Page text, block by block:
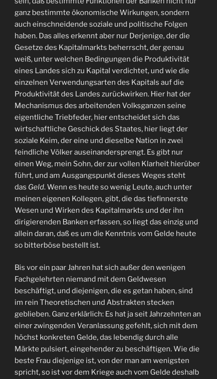
ganz bestimmte ökonomische Wirkungen, sondern
auch einschneidende soziale und politische Folgen
haben. Das alles erkennt aber nur Derjenige, der die
Gesetze des Kapitalmarkts beherrscht, der genau
weiß, unter welchen Bedingungen die Produktivität
eines Landes sich zu Kapital verdichtet, und wie die
einzelnen Verwendungsarten des Kapitals auf die
Produktivität des Landes zurückwirken. Hier hat der
Mechanismus des arbeitenden Volksganzen seine
eigentliche Triebfeder, hier entscheidet sich das
wirtschaftliche Geschick des Staates, hier liegt der
soziale Keim, der eine und dieselbe Nation in zwei
feindliche Völker auseinandersprengt. Es gibt nur
einen Weg, mein Sohn, der zur vollen Klarheit hierüber
führt, und am Ausgangspunkt dieses Weges steht
das Geld. Wenn es heute so wenig Leute, auch unter
meinen eigenen Kollegen, gibt, die das tiefinnerste
Wesen und Wirken des Kapitalmarkts und der ihn
dirigierenden Banken erfassen, so liegt das einzig und
allein daran, daß es um die Kenntnis vom Gelde heute
so bitterböse bestellt ist.
Bis vor ein paar Jahren hat sich außer den wenigen
Fachgelehrten niemand mit dem Geldwesen
beschäftigt, und diejenigen, die es getan haben, sind
im rein Theoretischen und Abstrakten stecken
geblieben. Ganz erklärlich: Es hat ja seit Jahrzehnten an
einer zwingenden Veranlassung gefehlt, sich mit dem
höchst konkreten Gelde, das lebendig durch alle
Märkte pulsiert, eingehender zu beschäftigen. Wie die
beste Frau diejenige ist, von der man am wenigsten
spricht, so ist vor dem Kriege auch vom Gelde deshalb